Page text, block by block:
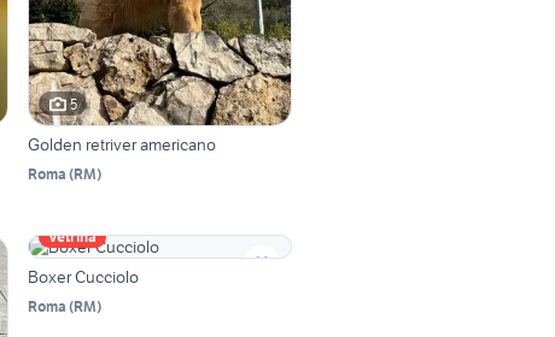
5
Golden retriver americano
Roma (RM)
Vetrina
Boxer Cucciolo
Roma (RM)